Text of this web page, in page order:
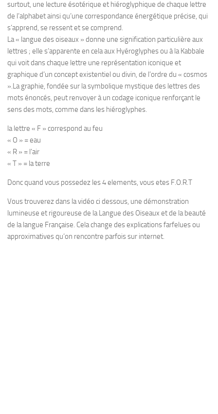
surtout, une lecture ésotérique et hiéroglyphique de chaque lettre
de l’alphabet ainsi qu’une correspondance énergétique précise, qui
s’apprend, se ressent et se comprend.
La « langue des oiseaux » donne une signification particulière aux
lettres ; elle s’apparente en cela aux Hyéroglyphes ou à la Kabbale
qui voit dans chaque lettre une représentation iconique et
graphique d’un concept existentiel ou divin, de l’ordre du « cosmos
».La graphie, fondée sur la symbolique mystique des lettres des
mots énoncés, peut renvoyer à un codage iconique renforçant le
sens des mots, comme dans les hiéroglyphes.
la lettre « F » correspond au feu
« O » = eau
« R » = l’air
« T » = la terre
Donc quand vous possedez les 4 elements, vous etes F.O.R.T
Vous trouverez dans la vidéo ci dessous, une démonstration
lumineuse et rigoureuse de la Langue des Oiseaux et de la beauté
de la langue Française. Cela change des explications farfelues ou
approximatives qu’on rencontre parfois sur internet.